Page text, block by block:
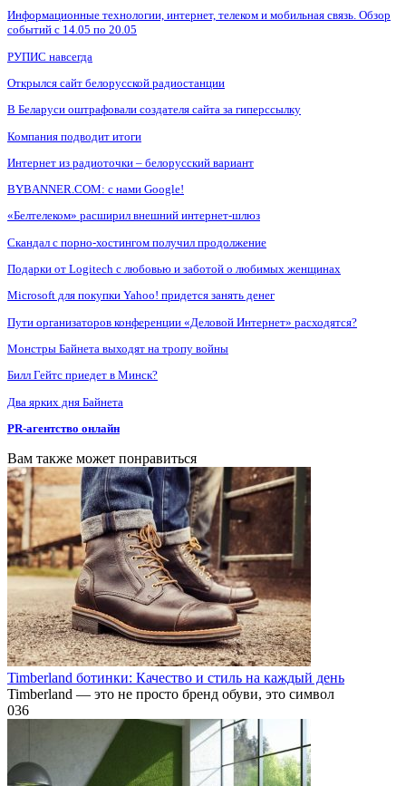
Информационные технологии, интернет, телеком и мобильная связь. Обзор
событий с 14.05 по 20.05
РУПИС навсегда
Открылся сайт белорусской радиостанции
В Беларуси оштрафовали создателя сайта за гиперссылку
Компания подводит итоги
Интернет из радиоточки – белорусский вариант
BYBANNER.COM: c нами Google!
«Белтелеком» расширил внешний интернет-шлюз
Скандал с порно-хостингом получил продолжение
Подарки от Logitech с любовью и заботой о любимых женщинах
Microsoft для покупки Yahoo! придется занять денег
Пути организаторов конференции «Деловой Интернет» расходятся?
Монстры Байнета выходят на тропу войны
Билл Гейтс приедет в Минск?
Два ярких дня Байнета
PR-агентство онлайн
Вам также может понравиться
Timberland ботинки: Качество и стиль на каждый день
Timberland — это не просто бренд обуви, это символ
036